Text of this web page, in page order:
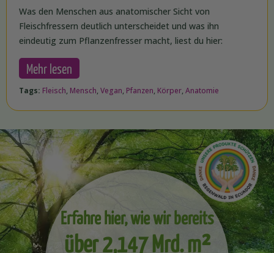
Was den Menschen aus anatomischer Sicht von
Fleischfressern deutlich unterscheidet und was ihn
eindeutig zum Pflanzenfresser macht, liest du hier:
Mehr lesen
Tags: Fleisch, Mensch, Vegan, Pfanzen, Körper, Anatomie
Erfahre hier, wie wir bereits
über 2,147 Mrd. m²